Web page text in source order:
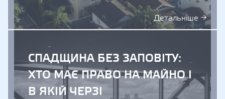
Детальніше →
СПАДЩИНА БЕЗ ЗАПОВІТУ:
ХТО МАЄ ПРАВО НА МАЙНО І
В ЯКІЙ ЧЕРЗІ